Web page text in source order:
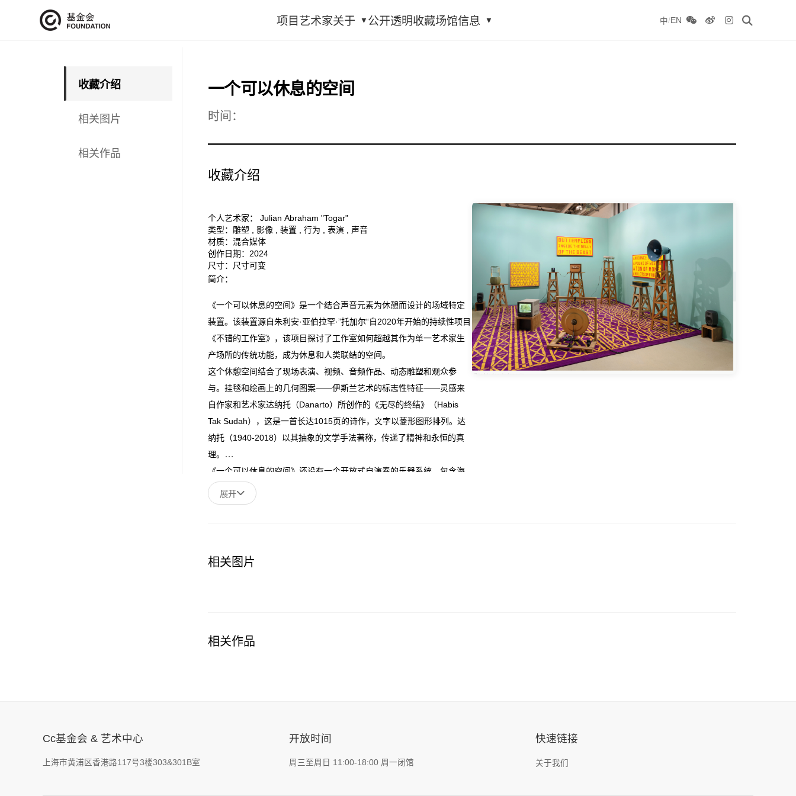
项目 艺术家关于 公开透明收藏场馆信息 中/EN
收藏介绍
相关图片
相关作品
一个可以休息的空间
时间：
收藏介绍
个人艺术家： Julian Abraham "Togar"
类型：雕塑 , 影像 , 装置 , 行为 , 表演 , 声音
材质：混合媒体
创作日期：2024
尺寸：尺寸可变
简介：
《一个可以休息的空间》是一个结合声音元素为休憩而设计的场域特定
装置。该装置源自朱利安·亚伯拉罕·”托加尔“自2020年开始的持续性项目
《不错的工作室》，该项目探讨了工作室如何超越其作为单一艺术家生
产场所的传统功能，成为休息和人类联结的空间。
这个休憩空间结合了现场表演、视频、音频作品、动态雕塑和观众参
与。挂毯和绘画上的几何图案——伊斯兰艺术的标志性特征——灵感来
自作家和艺术家达纳托（Danarto）所创作的《无尽的终结》（Habis
Tak Sudah），这是一首长达1015页的诗作，文字以菱形图形排列。达
纳托（1940-2018）以其抽象的文学手法著称，传递了精神和永恒的真
理。
《一个可以休息的空间》还设有一个开放式自演奏的乐器系统，包含海
洋鼓、舒提琴、锣和扩音器，邀请观众躺在地毯上，通过主动聆听和观
察，沉浸在周围的声音中。这些打击乐音效伴随着艺术家创作中的一个
这与拳击手穆罕默德·阿里的名言“像蝴蝶一样轻盈，像蜜蜂一样刺痛”产
生了共鸣，后者是用来形容他的拳击风格的。
展开
相关图片
相关作品
Cc基金会 & 艺术中心
上海市黄浦区香港路117号3楼303&301B室
开放时间
周三至周日 11:00-18:00 周一闭馆
快速链接
关于我们